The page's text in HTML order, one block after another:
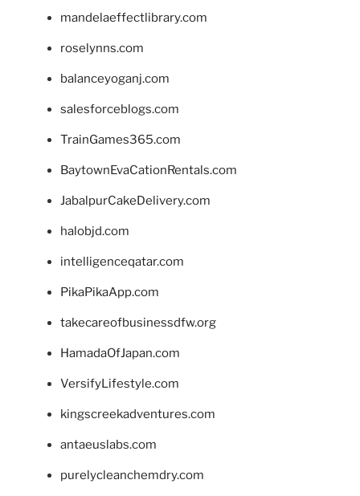
mandelaeffectlibrary.com
roselynns.com
balanceyoganj.com
salesforceblogs.com
TrainGames365.com
BaytownEvaCationRentals.com
JabalpurCakeDelivery.com
halobjd.com
intelligenceqatar.com
PikaPikaApp.com
takecareofbusinessdfw.org
HamadaOfJapan.com
VersifyLifestyle.com
kingscreekadventures.com
antaeuslabs.com
purelycleanchemdry.com